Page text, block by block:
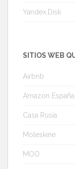
Yandex.Disk
SITIOS WEB
Airbnb
Amazon España
Casa Rusia
Moleskine
MOO